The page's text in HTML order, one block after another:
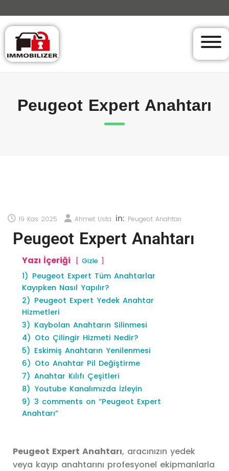
Peugeot Expert Anahtarı
19 Kas 2025 Ahmet Usta in: Peugeot Anahtarı
Peugeot Expert Anahtarı
Yazı İçeriği Gizle
1) Peugeot Expert Tüm Anahtarlar
Kayıpken Nasıl Yapılır?
2) Peugeot Expert Yedek Anahtar
Hizmetleri
3) Kaybolan Anahtarın Silinmesi
4) Oto Çilingir Hizmeti Nedir?
5) Eskimiş Anahtarın Yenilenmesi
6) Oto Anahtar Pil Değiştirme
7) Anahtar Kılıfı Çeşitleri
8) Youtube Kanalımızda İzleyin
9) 3 comments on “Peugeot Expert
Anahtarı”
Peugeot Expert Anahtarı, aracınızın yedek
veya kayıp anahtarını profesyonel ekipmanlarla